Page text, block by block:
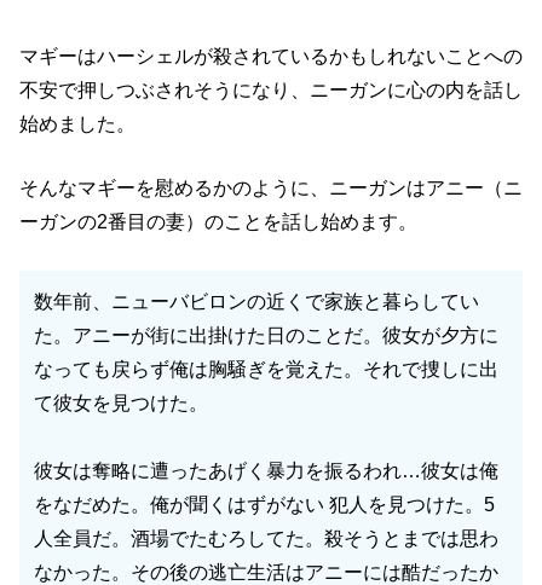
マギーはハーシェルが殺されているかもしれないことへの
不安で押しつぶされそうになり、ニーガンに心の内を話し
始めました。
そんなマギーを慰めるかのように、ニーガンはアニー（ニ
ーガンの2番目の妻）のことを話し始めます。
数年前、ニューバビロンの近くで家族と暮らしてい
た。アニーが街に出掛けた日のことだ。彼女が夕方に
なっても戻らず俺は胸騒ぎを覚えた。それで捜しに出
て彼女を見つけた。
彼女は奪略に遭ったあげく暴力を振るわれ…彼女は俺
をなだめた。俺が聞くはずがない 犯人を見つけた。5
人全員だ。酒場でたむろしてた。殺そうとまでは思わ
なかった。その後の逃亡生活はアニーには酷だったか